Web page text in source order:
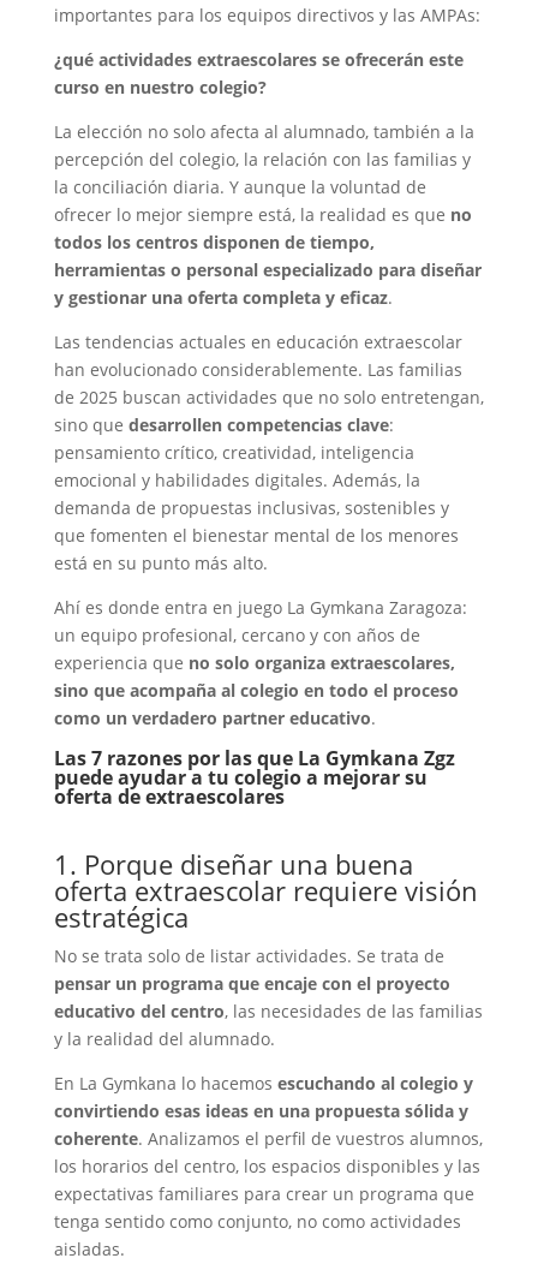
importantes para los equipos directivos y las AMPAs:
¿qué actividades extraescolares se ofrecerán este
curso en nuestro colegio?
La elección no solo afecta al alumnado, también a la
percepción del colegio, la relación con las familias y
la conciliación diaria. Y aunque la voluntad de
ofrecer lo mejor siempre está, la realidad es que no
todos los centros disponen de tiempo,
herramientas o personal especializado para diseñar
y gestionar una oferta completa y eficaz.
Las tendencias actuales en educación extraescolar
han evolucionado considerablemente. Las familias
de 2025 buscan actividades que no solo entretengan,
sino que desarrollen competencias clave:
pensamiento crítico, creatividad, inteligencia
emocional y habilidades digitales. Además, la
demanda de propuestas inclusivas, sostenibles y
que fomenten el bienestar mental de los menores
está en su punto más alto.
Ahí es donde entra en juego La Gymkana Zaragoza:
un equipo profesional, cercano y con años de
experiencia que no solo organiza extraescolares,
sino que acompaña al colegio en todo el proceso
como un verdadero partner educativo.
Las 7 razones por las que La Gymkana Zgz
puede ayudar a tu colegio a mejorar su
oferta de extraescolares
1. Porque diseñar una buena
oferta extraescolar requiere visión
estratégica
No se trata solo de listar actividades. Se trata de
pensar un programa que encaje con el proyecto
educativo del centro, las necesidades de las familias
y la realidad del alumnado.
En La Gymkana lo hacemos escuchando al colegio y
convirtiendo esas ideas en una propuesta sólida y
coherente. Analizamos el perfil de vuestros alumnos,
los horarios del centro, los espacios disponibles y las
expectativas familiares para crear un programa que
tenga sentido como conjunto, no como actividades
aisladas.